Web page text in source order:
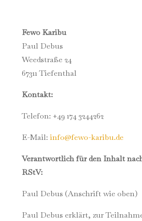
Fewo Karibu
Paul Debus
Weedstraße 24
67311 Tiefenthal
Kontakt:
Telefon: +49 174 3244262
E-Mail: info@fewo-karibu.de
Verantwortlich für den Inhalt
RStV:
Paul Debus (Anschrift wie oben)
Paul Debus erklärt, zur